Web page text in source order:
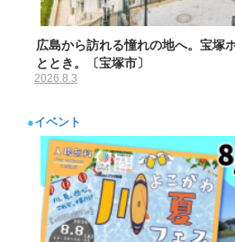
広島から訪れる憧れの地へ。宝塚
ととき。〔宝塚市〕
2026.8.3
●イベント